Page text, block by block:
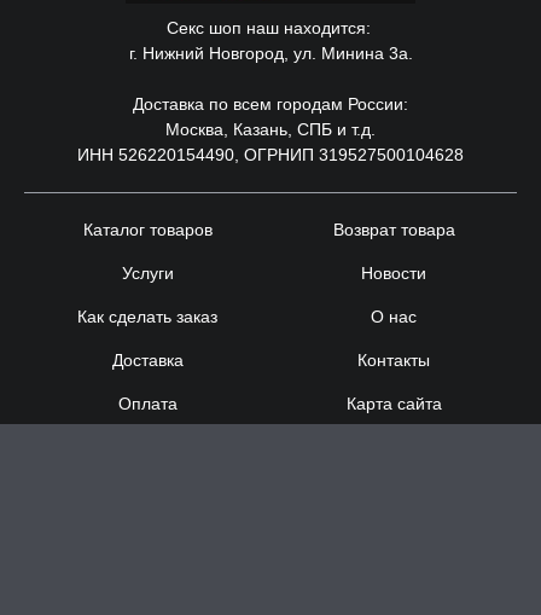
Секс шоп наш находится:
г. Нижний Новгород, ул. Минина 3а.
Доставка по всем городам России:
Москва, Казань, СПБ и т.д.
ИНН 526220154490, ОГРНИП 319527500104628
Каталог товаров
Услуги
Как сделать заказ
Доставка
Оплата
Возврат товара
Новости
О нас
Контакты
Карта сайта